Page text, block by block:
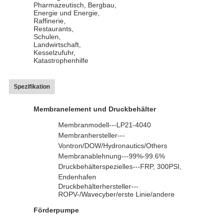
Pharmazeutisch, Bergbau,
Energie und Energie,
Raffinerie,
Restaurants,
Schulen,
Landwirtschaft,
Kesselzufuhr,
Katastrophenhilfe
Spezifikation
Membranelement und Druckbehälter
Membranmodell---LP21-4040
Membranhersteller---
Vontron/DOW/Hydronautics/Others
Membranablehnung---99%-99.6%
Druckbehälterspezielles---FRP, 300PSI,
Endenhafen
Druckbehälterhersteller---
ROPV-/Wavecyber/erste Linie/andere
Förderpumpe